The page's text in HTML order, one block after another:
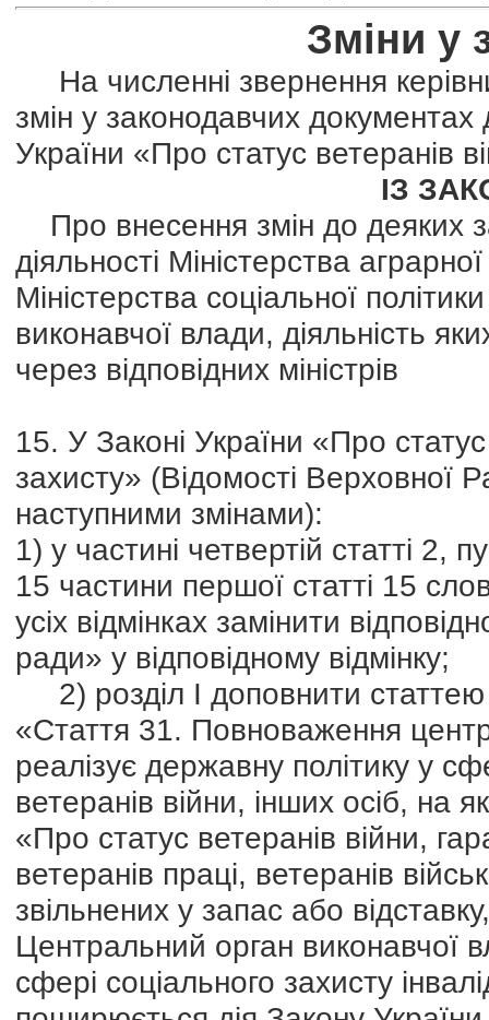
Зміни у
На численні звернення
змін у законодавчих
України «Про статус ветеранів
ІЗ
Про внесення змін до деяких
діяльності Міністерства
Міністерства соціальної
виконавчої влади, діяльність
через відповідних міністрів
15. У Законі України «Про статус
захисту» (Відомості Верховної
наступними змінами):
1) у частині четвертій статті 2,
15 частини першої статті 15
усіх відмінках замінити
ради» у відповідному відмінку;
2) розділ І доповнити статтею
«Стаття 31. Повноваження
реалізує державну політику у
ветеранів війни, інших осіб, на
«Про статус ветеранів війни,
ветеранів праці, ветеранів
звільнених у запас або
Центральний орган виконавчої
сфері соціального захисту